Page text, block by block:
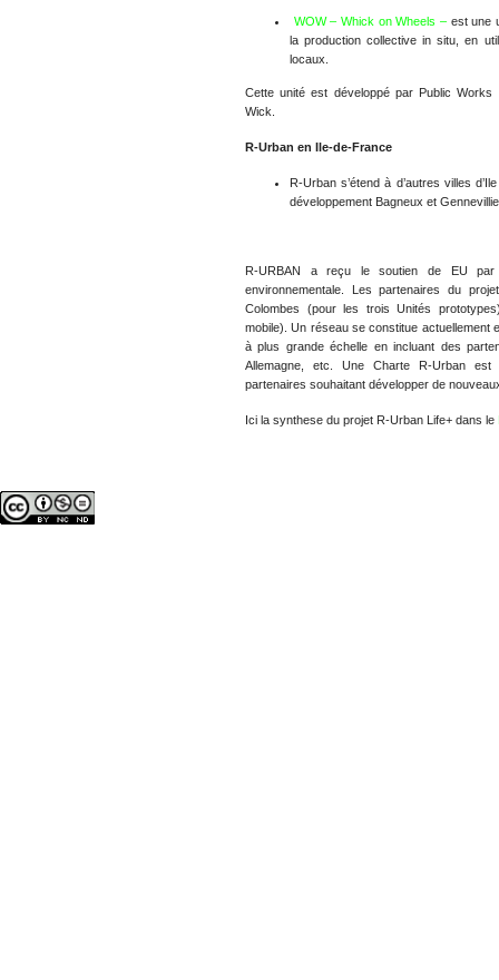
WOW – Whick on Wheels – est une
la production collective in situ, en
locaux.
Cette unité est développé par Public
Wick.
R-Urban en Ile-de-France
R-Urban s’étend à d’autres villes
développement Bagneux et
R-URBAN a reçu le soutien de EU par
environnementale. Les partenaires du
Colombes (pour les trois Unités
mobile). Un réseau se constitue actuellement
à plus grande échelle en incluant des
Allemagne, etc. Une Charte R-Urban
partenaires souhaitant développer de
Ici la synthese du projet R-Urban Life+ dans le